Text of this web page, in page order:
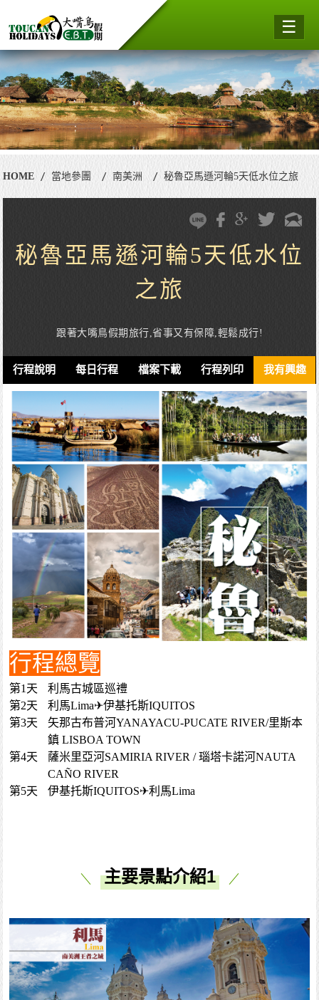
☰
HOME 當地參團 南美洲 秘魯亞馬遜河輪5天低水位之旅
秘魯亞馬遜河輪5天低水位
之旅
跟著大嘴鳥假期旅行,省事又有保障,輕鬆成行!
行程說明 每日行程 檔案下載 行程列印 我有興趣
行程總覽
第1天
利馬古城區巡禮
第2天
利馬Lima✈伊基托斯IQUITOS
第3天
矢那古布普河YANAYACU-PUCATE RIVER/里斯本
鎮 LISBOA TOWN
第4天
薩米里亞河SAMIRIA RIVER / 瑙塔卡諾河NAUTA
CAÑO RIVER
第5天
伊基托斯IQUITOS✈利馬Lima
主要景點介紹1